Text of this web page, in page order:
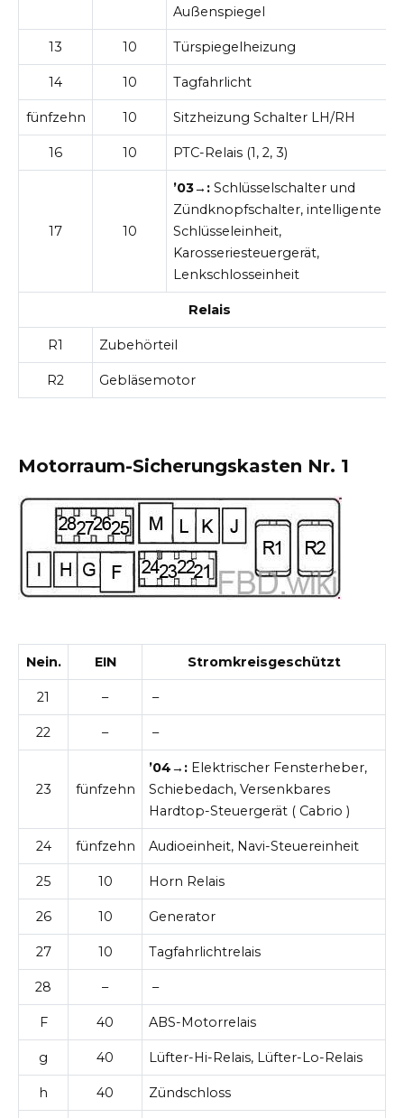
Außenspiegel
13 10 Türspiegelheizung
14 10 Tagfahrlicht
fünfzehn 10 Sitzheizung Schalter LH/RH
16 10 PTC-Relais (1, 2, 3)
17 10
’03→: Schlüsselschalter und
Zündknopfschalter, intelligente
Schlüsseleinheit,
Karosseriesteuergerät,
Lenkschlosseinheit
Relais
R1 Zubehörteil
R2 Gebläsemotor
Motorraum-Sicherungskasten Nr. 1
Nein. EIN Stromkreisgeschützt
21 – –
22 – –
23 fünfzehn
’04→: Elektrischer Fensterheber,
Schiebedach, Versenkbares
Hardtop-Steuergerät ( Cabrio )
24 fünfzehn Audioeinheit, Navi-Steuereinheit
25 10 Horn Relais
26 10 Generator
27 10 Tagfahrlichtrelais
28 – –
F 40 ABS-Motorrelais
g 40 Lüfter-Hi-Relais, Lüfter-Lo-Relais
h 40 Zündschloss